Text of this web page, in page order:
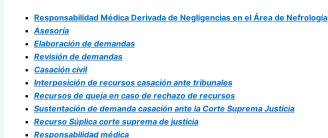
Responsabilidad Médica Derivada de Negligencias en el Área de Nefrología
Asesoría
Elaboración de demandas
Revisión de demandas
Casación civil
Interposición de recursos casación ante tribunales
Recursos de queja en caso de rechazo de recursos
Sustentación de demanda casación ante la Corte Suprema Justicia
Recurso Súplica corte suprema de justicia
Responsabilidad médica